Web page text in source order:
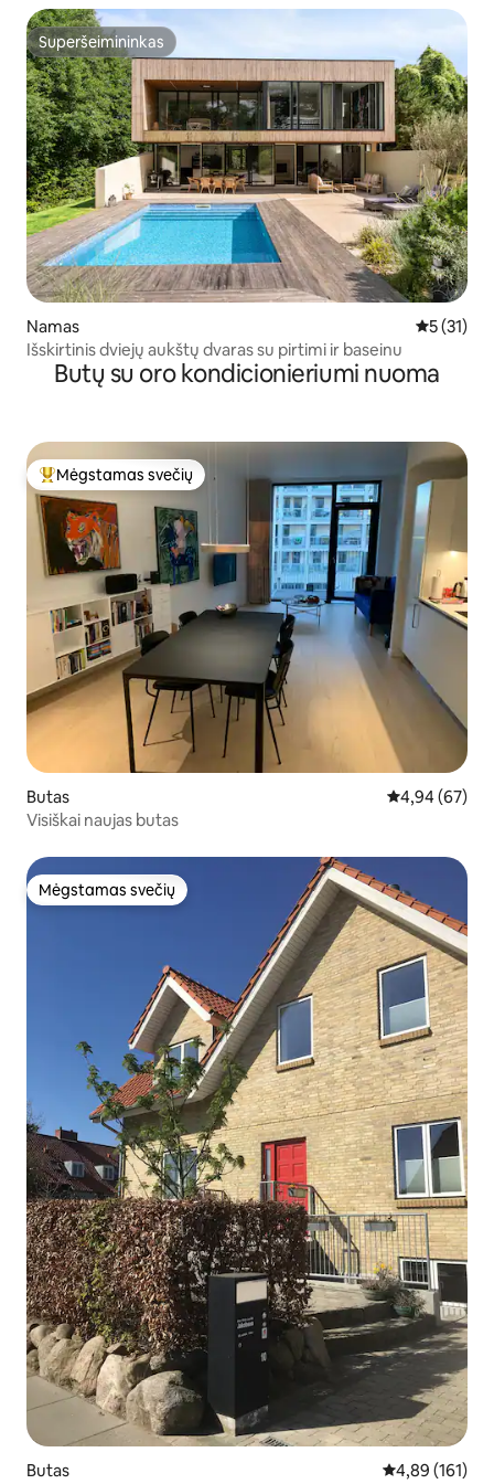
Superšeimininkas
Superšeimininkas
Namas Vidutinis
5 (31)
Išskirtinis dviejų aukštų dvaras su pirtimi ir baseinu
Butų su oro kondicionieriumi nuoma
Svečių mėgstamiausias
Mėgstamas svečių
Butas Vidutinis
4,94 (67)
Visiškai naujas butas
Mėgstamas svečių
Mėgstamas svečių
Butas Vidutinis
4,89 (161)